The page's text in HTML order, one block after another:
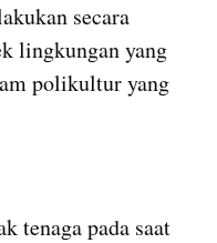
secara
lingkungan yang
polikultur yang
tenaga pada saat